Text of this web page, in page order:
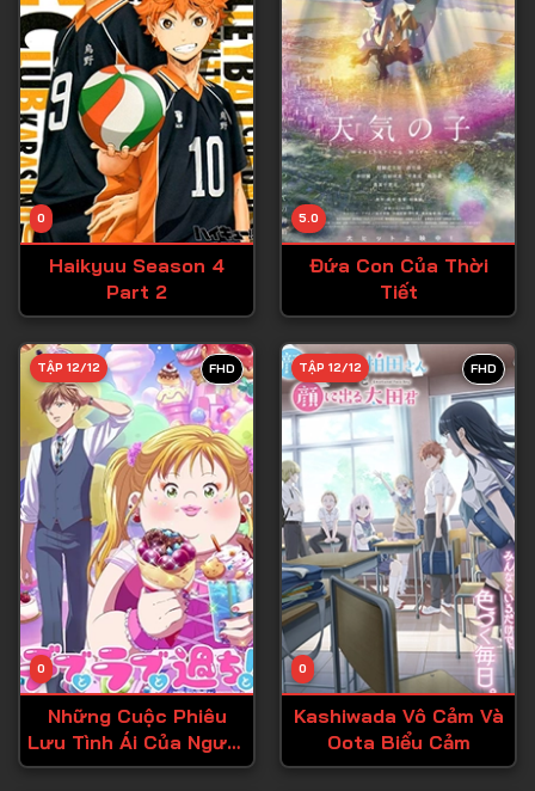
Tập 10
Tập 11
Tập 12
Tập 13
Tập 14
Tập 15
Tập 17
Tập 18
Tập 19
Tập 20
Tập 21
Tập 22
Tập 23
Tập 24
Tập 25
Tập 26
0
Haikyuu Season 4
Part 2
5.0
Đứa Con Của Thời
Tiết
FHD
0
TẬP 12/12
Những Cuộc Phiêu
Lưu Tình Ái Của Người
Ngoại Cỡ!
FHD
0
TẬP 12/12
Kashiwada Vô Cảm Và
Oota Biểu Cảm